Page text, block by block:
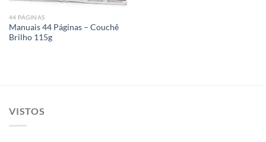
44 PÁGINAS
Manuais 44 Páginas – Couchê
Brilho 115g
VISTOS